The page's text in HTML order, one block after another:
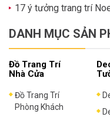
17 ý tưởng trang trí
DANH MỤC SẢN
Đồ Trang Trí
Nhà Cửa
Đồ Trang Trí
Phòng Khách